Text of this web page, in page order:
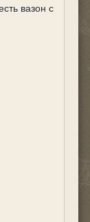
вазон с